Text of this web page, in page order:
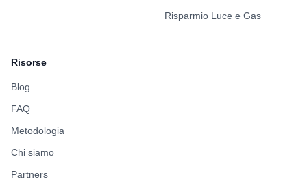
systems
What You Will Build
Agent runtime and orchestration systems
Context + memory layers with tracing and cost
Risparmio Luce e Gas
Risorse
Blog
FAQ
Metodologia
Chi siamo
Partners